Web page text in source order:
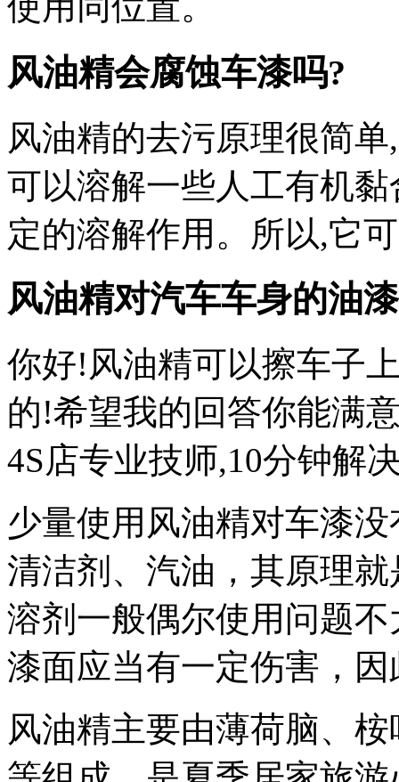
风油精会腐蚀车漆吗?
风油精的去污原理很简
可以溶解一些人工有机
定的溶解作用。所以,它
风油精对汽车车身的油
你好!风油精可以擦车子
的!希望我的回答你能满
4S店专业技师,10分钟解
少量使用风油精对车漆
清洁剂、汽油，其原理
溶剂一般偶尔使用问题
漆面应当有一定伤害，
风油精主要由薄荷脑、